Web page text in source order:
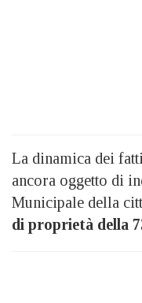
La dinamica dei
ancora oggetto di
Municipale della
di proprietà della